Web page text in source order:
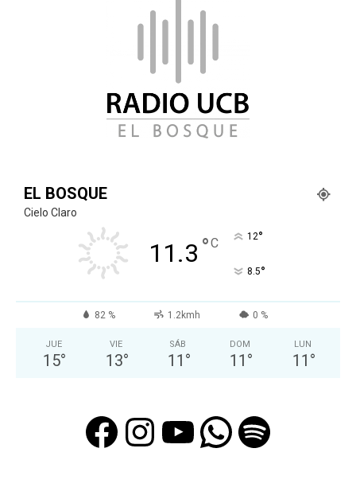
EL BOSQUE
Cielo Claro
11.3 °C 12°
8.5°
82 % 1.2kmh 0 %
JUE
15°
VIE
13°
SÁB
11 °
DOM
11 °
LUN
11 °
Facebook
Instagram
YouTube